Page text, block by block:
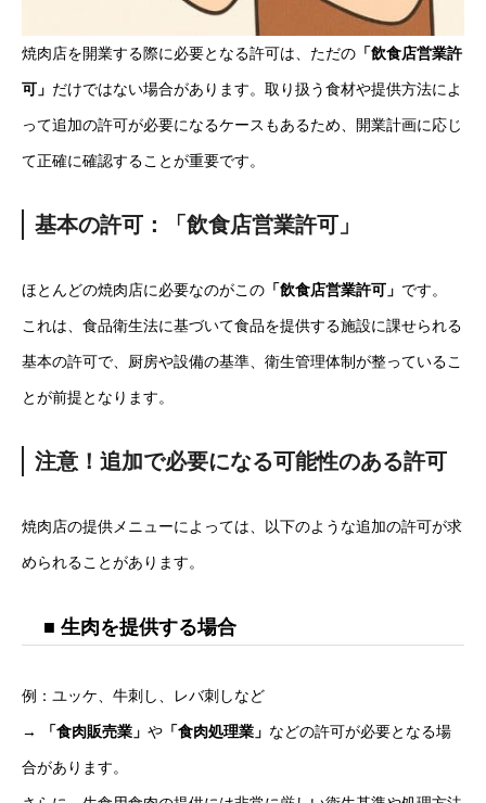
焼肉店を開業する際に必要となる許可は、ただの 「飲食店営業許
可」 だけではない場合があります。取り扱う食材や提供方法によ
って追加の許可が必要になるケースもあるため、開業計画に応じ
て正確に確認することが重要です。
基本の許可：「飲食店営業許可」
ほとんどの焼肉店に必要なのがこの 「飲食店営業許可」 です。
これは、食品衛生法に基づいて食品を提供する施設に課せられる
基本の許可で、厨房や設備の基準、衛生管理体制が整っているこ
とが前提となります。
注意！追加で必要になる可能性のある許可
焼肉店の提供メニューによっては、以下のような追加の許可が求
められることがあります。
■ 生肉を提供する場合
例：ユッケ、牛刺し、レバ刺しなど
→ 「食肉販売業」 や 「食肉処理業」 などの許可が必要となる場
合があります。